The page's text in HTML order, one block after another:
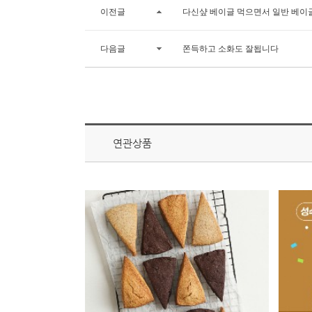
이전글 다신샾 베이글 먹으면서 일반 베이
다음글 쫀득하고 소화도 잘됩니다
연관상품